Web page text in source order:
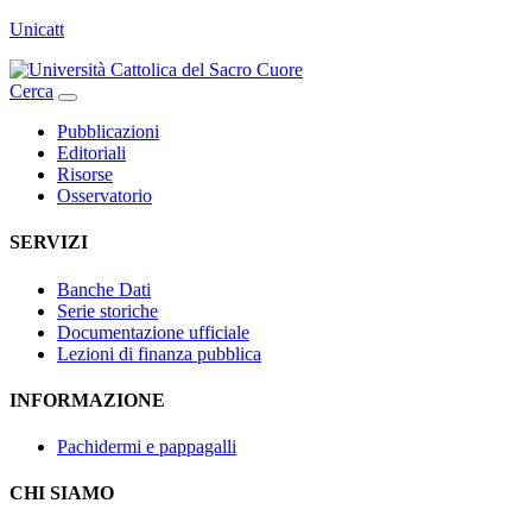
Unicatt
Cerca
Pubblicazioni
Editoriali
Risorse
Osservatorio
SERVIZI
Banche Dati
Serie storiche
Documentazione ufficiale
Lezioni di finanza pubblica
INFORMAZIONE
Pachidermi e pappagalli
CHI SIAMO